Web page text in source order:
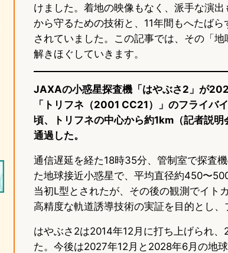
けました。着地の映像もなく、派手な演
から守るための技術と、11年間もへたば
されていました。この記事では、その「
解きほぐしていきます。
JAXAの小惑星探査機「はやぶさ2」が
「トリフネ（2001 CC21）」のフライバ
頃、トリフネの中心から約1km（記者説
通過した。
通信遅延を経た18時35分、管制室で探査
た地球接近小惑星で、平均直径約450〜
当初L型とされたが、その後の観測でイト
高精度な軌道誘導技術の実証を目的とし
はやぶさ2は2014年12月に打ち上げられ
た。今後は2027年12月と2028年6月の地